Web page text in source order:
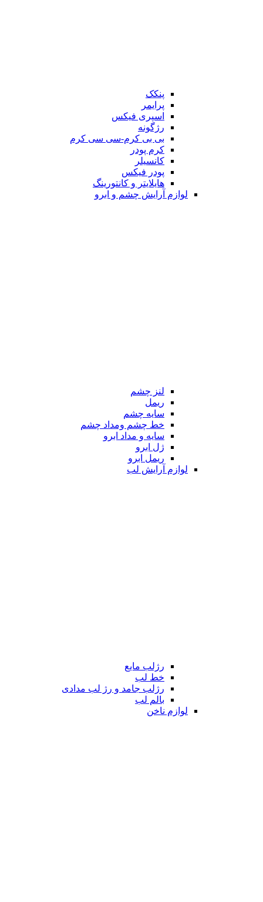
پنکک
پرایمر
اسپری فیکس
رژگونه
بی بی کرم-سی سی کرم
کرم پودر
کانسیلر
پودر فیکس
هایلایتر و کانتورینگ
لوازم آرایش چشم و ابرو
لنز چشم
ریمل
سایه چشم
خط چشم ومداد چشم
سایه و مداد ابرو
ژل ابرو
ریمل ابرو
لوازم آرایش لب
رژلب مایع
خط لب
رژلب جامد و رژ لب مدادی
بالم لب
لوازم ناخن